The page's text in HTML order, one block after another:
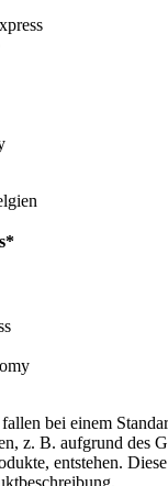
bei einem
z. B. aufgrund des
entstehen.